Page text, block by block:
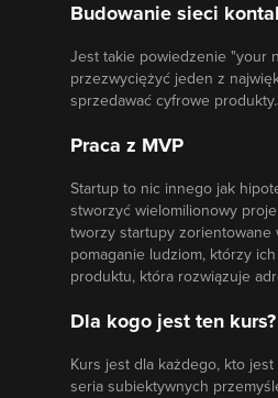
Budowanie sieci
Jest takie powiedzenie "your
przezwyciężyć jeden z
sprzedawać cyfrowe
Praca z MVP
Startup to nic innego jak
stworzyć wielomilionowy
tworzy startupy zorientowane
pomaganie ludziom, którzy
produktu, która rozwiązuje
Dla kogo jest ten kurs?
Kurs jest dla każdego, kto
seria subiektywnych